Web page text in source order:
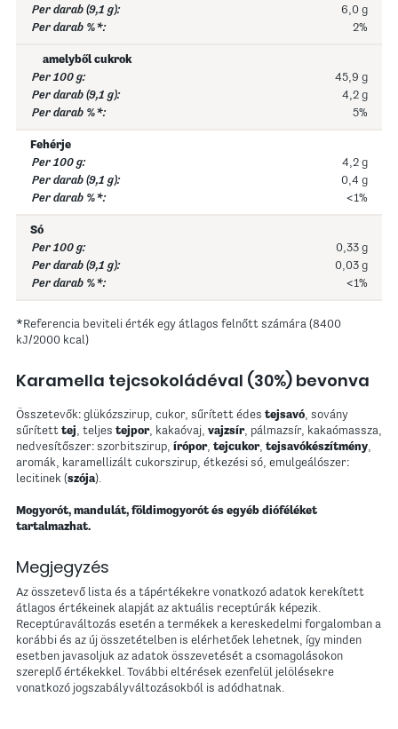
6,0 g
2%
amelyből cukrok
45,9 g
4,2 g
5%
Fehérje
4,2 g
0,4 g
<1%
Só
0,33 g
0,03 g
<1%
*Referencia beviteli érték egy átlagos felnőtt számára (8400
kJ/2000 kcal)
Karamella tejcsokoládéval (30%) bevonva
Összetevők: glükózszirup, cukor, sűrített édes tejsavó, sovány
sűrített tej, teljes tejpor, kakaóvaj, vajzsír, pálmazsír, kakaómassza,
nedvesítőszer: szorbitszirup, írópor, tejcukor, tejsavókészítmény,
aromák, karamellizált cukorszirup, étkezési só, emulgeálószer:
lecitinek (szója).
Mogyorót, mandulát, földimogyorót és egyéb dióféléket
tartalmazhat.
Megjegyzés
Az összetevő lista és a tápértékekre vonatkozó adatok kerekített
átlagos értékeinek alapját az aktuális receptúrák képezik.
Receptúraváltozás esetén a termékek a kereskedelmi forgalomban a
korábbi és az új összetételben is elérhetőek lehetnek, így minden
esetben javasoljuk az adatok összevetését a csomagolásokon
szereplő értékekkel. További eltérések ezenfelül jelölésekre
vonatkozó jogszabályváltozásokból is adódhatnak.